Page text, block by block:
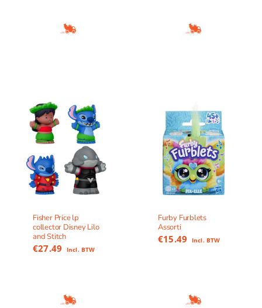
Fisher Price lp
collector Disney Lilo
and Stitch
€27.49 Incl. BTW
Furby Furblets
Assorti
€15.49 Incl. BTW